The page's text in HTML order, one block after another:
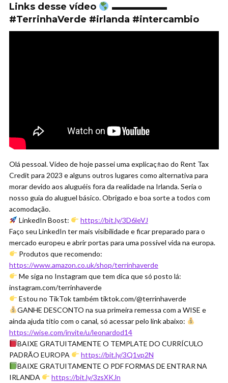
Links desse vídeo
▬▬▬▬▬▬
#TerrinhaVerde #irlanda #intercambio
Olá pessoal. Vídeo de hoje passei uma explicaç±ao do Rent Tax
Credit para 2023 e alguns outros lugares como alternativa para
morar devido aos aluguéis fora da realidade na Irlanda. Seria o
nosso guia do aluguel básico. Obrigado e boa sorte a todos com
acomodação.
LinkedIn Boost:
https://bit.ly/3D6leVJ
Faço seu LinkedIn ter mais visibilidade e ficar preparado para o
mercado europeu e abrir portas para uma possível vida na europa.
Produtos que recomendo:
https://www.amazon.co.uk/shop/terrinhaverde
Me siga no Instagram que tem dica que só posto lá:
instagram.com/terrinhaverde
Estou no TikTok também tiktok.com/@terrinhaverde
GANHE DESCONTO na sua primeira remessa com a WISE e
ainda ajuda titio com o canal, só acessar pelo link abaixo:
https://wise.com/invite/u/leonardod14
BAIXE GRATUITAMENTE O TEMPLATE DO CURRÍCULO
PADRÃO EUROPA
https://bit.ly/3Q1vp2N
BAIXE GRATUITAMENTE O PDF FORMAS DE ENTRAR NA
IRLANDA
https://bit.ly/3zsXKJn